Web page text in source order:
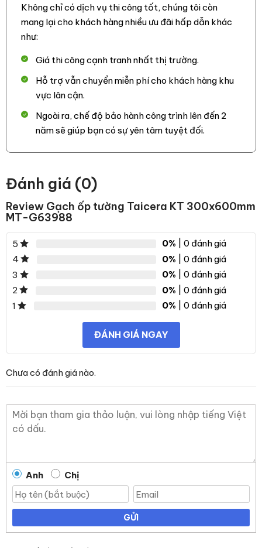
Những loại gạch Taiceraít thấm nước, và chống trơn trượt
tốt thường được sử dụng trong nhà tắm. Dòng vật liệu gạch
ốp tường Taicera KT 300x600mm MT-G63988 này không
thường nó còn được tăng thêm rất nhiều đặc điểm để giúp
trở thành một vật liệu hoàn hảo, khắc phục những nhược
điểm của đá tự nhiên.
Không chỉ có dịch vụ thi công tốt, chúng tôi còn
mang lại cho khách hàng nhiều ưu đãi hấp dẫn khác
như:
Giá thi công cạnh tranh nhất thị trường.
Hỗ trợ vẫn chuyển miễn phí cho khách hàng khu
vực lân cận.
Ngoài ra, chế độ bảo hành công trình lên đến 2
năm sẽ giúp bạn có sự yên tâm tuyệt đối.
Đánh giá (0)
Review Gạch ốp tường Taicera KT 300x600mm
MT-G63988
5 0% | 0 đánh giá
4
0% | 0 đánh giá
3
0% | 0 đánh giá
2
0% | 0 đánh giá
1
0% | 0 đánh giá
ĐÁNH GIÁ NGAY
Chưa có đánh giá nào.
Anh Chị
GỬI